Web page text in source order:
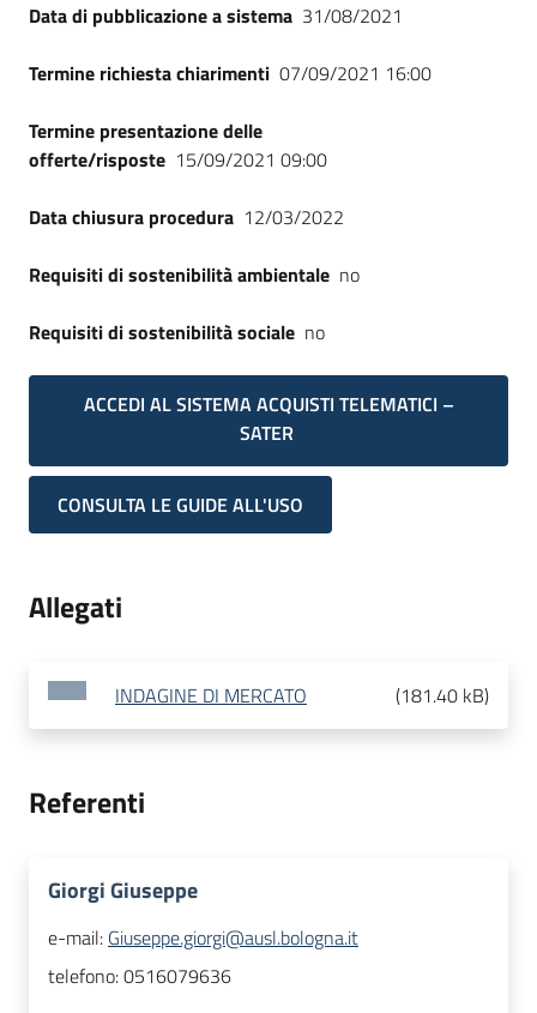
Data di pubblicazione a sistema 31/08/2021
Termine richiesta chiarimenti 07/09/2021 16:00
Termine presentazione delle
offerte/risposte 15/09/2021 09:00
Data chiusura procedura 12/03/2022
Requisiti di sostenibilità ambientale no
Requisiti di sostenibilità sociale no
ACCEDI AL SISTEMA ACQUISTI TELEMATICI –
SATER
CONSULTA LE GUIDE ALL'USO
Allegati
INDAGINE DI MERCATO (181.40 kB)
Referenti
Giorgi Giuseppe
e-mail: Giuseppe.giorgi@ausl.bologna.it
telefono:0516079636